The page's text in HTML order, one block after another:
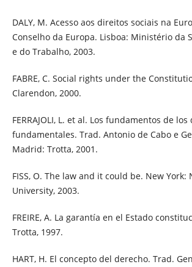
DALY, M. Acesso aos direitos sociais na
Conselho da Europa. Lisboa: Ministério da
e do Trabalho, 2003.
FABRE, C. Social rights under the
Clarendon, 2000.
FERRAJOLI, L. et al. Los fundamentos de los
fundamentales. Trad. Antonio de Cabo e
Madrid: Trotta, 2001.
FISS, O. The law and it could be. New York:
University, 2003.
FREIRE, A. La garantía en el Estado
Trotta, 1997.
HART, H. El concepto del derecho. Trad.